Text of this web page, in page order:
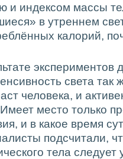
и индексом массы
в утреннем
калорий,
экспериментов
света так
человека, и
место только
и в какое время
подсчитали,
тела следует